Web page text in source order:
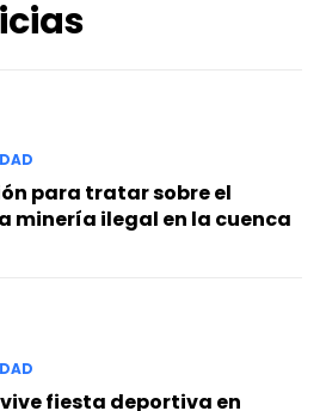
para tratar sobre el
minería ilegal en la cuenca
fiesta deportiva en